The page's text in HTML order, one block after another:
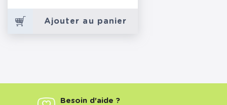
Ajouter au panier
Besoin d'aide ?